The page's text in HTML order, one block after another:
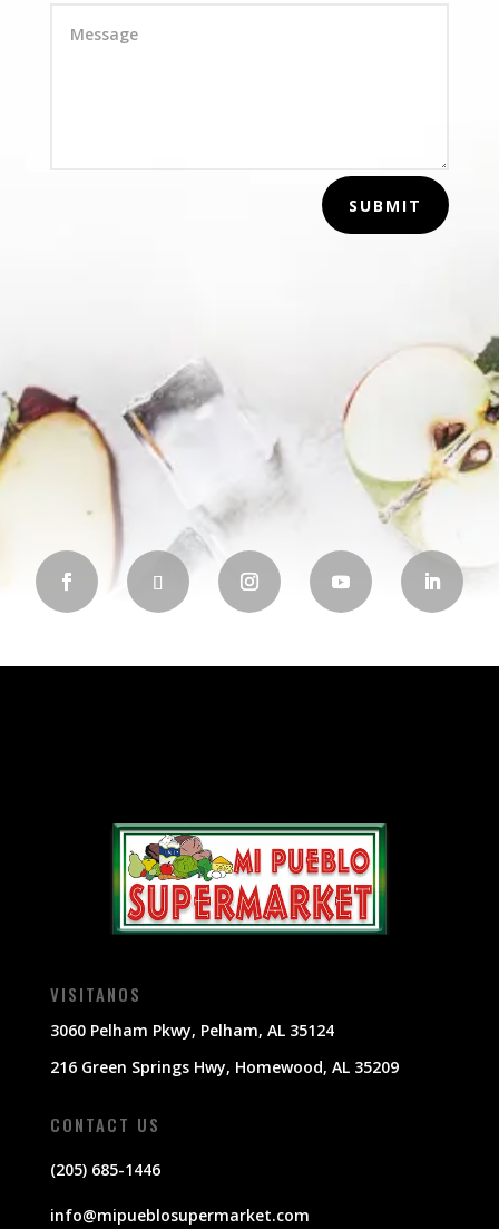
SUBMIT
VISITANOS
3060 Pelham Pkwy, Pelham, AL 35124
216 Green Springs Hwy, Homewood, AL 35209
CONTACT US
(205) 685-1446
info@mipueblosupermarket.com